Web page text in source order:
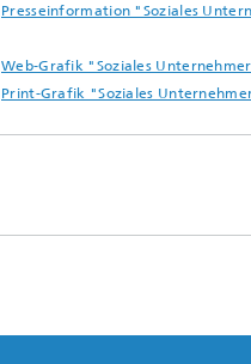
Presseinformation "Soziales
Web-Grafik "Soziales
Print-Grafik "Soziales